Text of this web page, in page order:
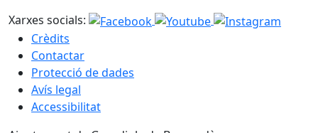
Xarxes socials:
Crèdits
Contactar
Protecció de dades
Avís legal
Accessibilitat